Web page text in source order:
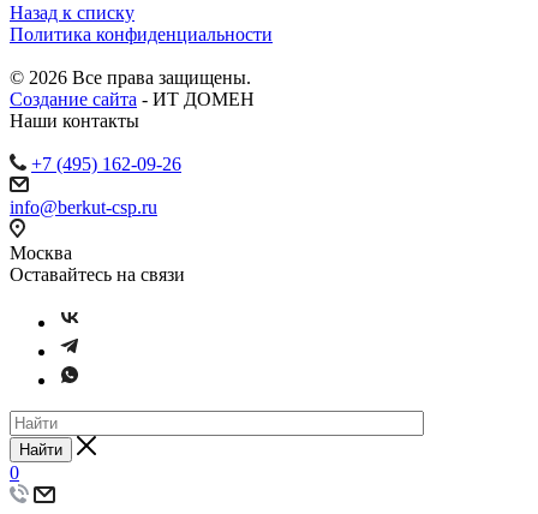
Назад к списку
Политика конфиденциальности
© 2026 Все права защищены.
Создание сайта - ИТ ДОМЕН
Наши контакты
+7 (495) 162-09-26
info@berkut-csp.ru
Москва
Оставайтесь на связи
Найти
0